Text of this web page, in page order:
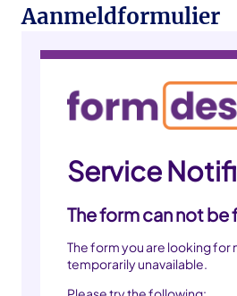
Aanmeldformulier